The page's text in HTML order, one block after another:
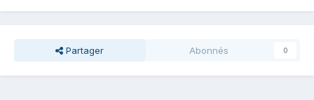
Partager Abonnés 0